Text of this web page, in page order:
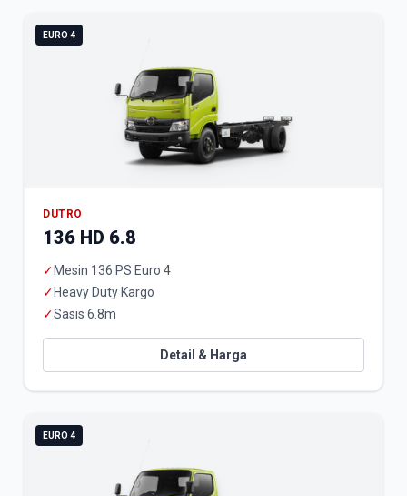
EURO 4
DUTRO
136 HD 6.8
✓ Mesin 136 PS Euro 4
✓ Heavy Duty Kargo
✓Sasis 6.8m
Detail & Harga
EURO 4